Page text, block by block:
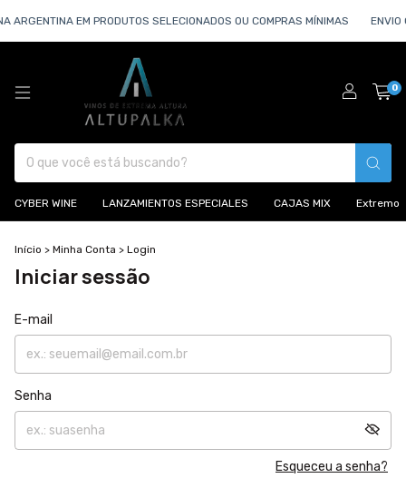
ARGENTINA EM PRODUTOS SELECIONADOS OU COMPRAS MÍNIMAS ENVIO
0
CYBER WINE LANZAMIENTOS ESPECIALES CAJAS MIX Extremo
Início > Minha Conta > Login
Iniciar sessão
E-mail
Senha
Esqueceu a senha?